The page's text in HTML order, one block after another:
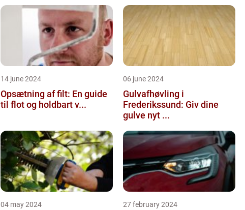
14 june 2024
Opsætning af filt: En guide
til flot og holdbart v...
06 june 2024
Gulvafhøvling i
Frederikssund: Giv dine
gulve nyt ...
04 may 2024 27 february 2024